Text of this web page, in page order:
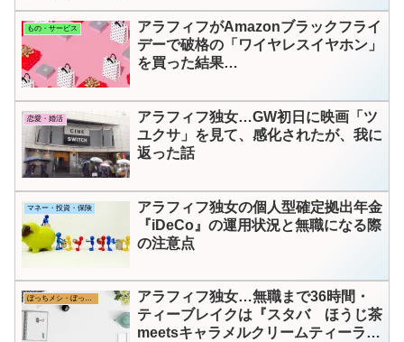
もの・サービス
アラフィフがAmazonブラックフライ
デーで破格の「ワイヤレスイヤホン」
を買った結果…
恋愛・婚活
アラフィフ独女…GW初日に映画「ツ
ユクサ」を見て、感化されたが、我に
返った話
マネー・投資・保険
アラフィフ独女の個人型確定拠出年金
『iDeCo』の運用状況と無職になる際
の注意点
ぼっちメシ・ぼっちカフェ
アラフィフ独女…無職まで36時間・
ティーブレイクは『スタバ ほうじ茶
meetsキャラメルクリームティーラ